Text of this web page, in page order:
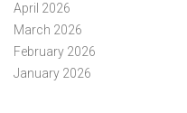
April 2026
March 2026
February 2026
January 2026